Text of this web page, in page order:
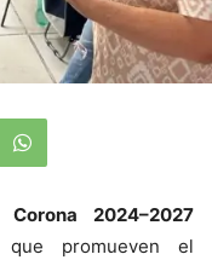
2024–2027
que promueven el